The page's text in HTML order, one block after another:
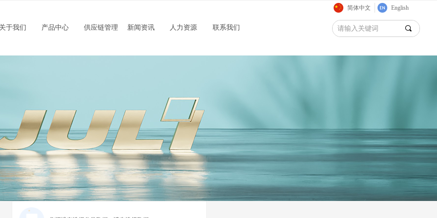
于我们 产品中心 供应链管理 新闻资讯 人力资源 联系我们 끠
简体中文 English